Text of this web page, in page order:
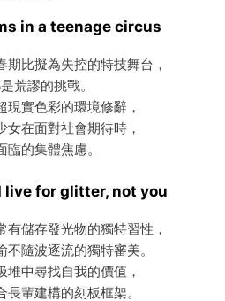
in a teenage circus
期比擬為失控的特技舞台，
荒謬的挑戰。
現實色彩的環境修辭，
女在面對社會期待時，
臨的集體焦慮。
live for glitter, not you
有儲存發光物的獨特習性，
隨波逐流的獨特審美。
堆中尋找自我的價值，
輩建構的刻板框架。